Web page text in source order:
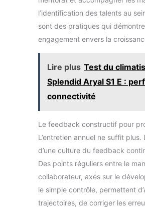
l’identification des talents au
sont des pratiques qui
engagement envers la
Lire plus Test du
Splendid Aryal S1 E :
connectivité
Le feedback constructif pour
L’entretien annuel ne suffit
d’une culture du feedback
Des points réguliers entre le
collaborateur, axés sur le
le simple contrôle, permettent
trajectoires, de corriger les